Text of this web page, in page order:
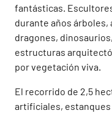
fantásticas.
durante años árboles,
dragones,
estructuras
por vegetación viva.
El recorrido de 2,5
artificiales,